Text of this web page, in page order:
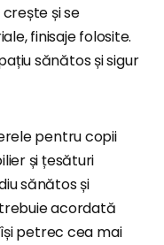
și se
finisaje folosite.
sănătos și sigur
pentru copii
și țesături
sănătos și
acordată
petrec cea mai